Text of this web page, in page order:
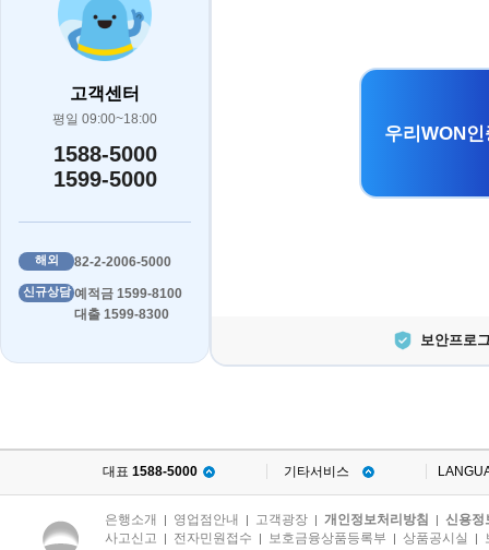
고객센터
평일 09:00~18:00
1588-5000
1599-5000
해외 82-2-2006-5000
신규상담 예적금 1599-8100
대출 1599-8300
우리WON
보안프로
대표 1588-5000 기타서비스
은행소개 | 영업점안내 | 고객광장 | 개인정보처리방침 | 신용정
사고신고 | 전자민원접수 | 보호금융상품등록부 | 상품공시실 |